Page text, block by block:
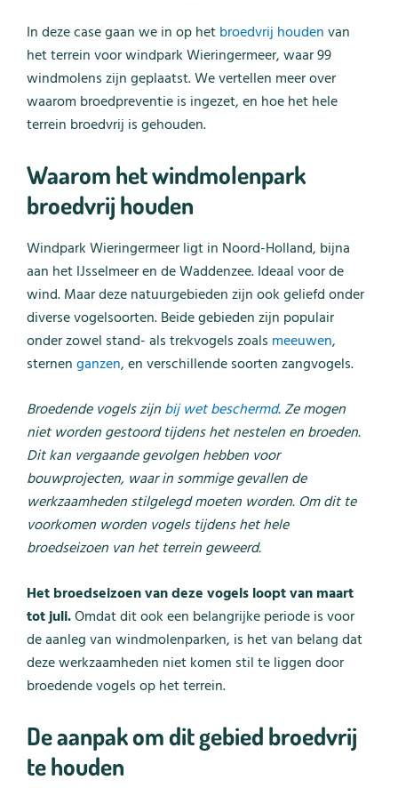
In deze case gaan we in op hetbroedvrij houdenvan
het terrein voor windpark Wieringermeer, waar 99
windmolens zijn geplaatst. We vertellen meer over
waarom broedpreventie is ingezet, en hoe het hele
terrein broedvrij is gehouden.
Waarom het windmolenpark
broedvrij houden
Windpark Wieringermeer ligt in Noord-Holland, bijna
aan het IJsselmeer en de Waddenzee. Ideaal voor de
wind. Maar deze natuurgebieden zijn ook geliefd onder
diverse vogelsoorten. Beide gebieden zijn populair
onder zowel stand- als trekvogels zoals meeuwen,
sternenganzen, en verschillende soorten zangvogels.
Broedende vogels zijnbij wet beschermd. Ze mogen
niet worden gestoord tijdens het nestelen en broeden.
Dit kan vergaande gevolgen hebben voor
bouwprojecten, waar in sommige gevallen de
werkzaamheden stilgelegd moeten worden. Om dit te
voorkomen worden vogels tijdens het hele
broedseizoen van het terrein geweerd.
Het broedseizoen van deze vogels loopt van maart
tot juli.Omdat dit ook een belangrijke periode is voor
de aanleg van windmolenparken, is het van belang dat
deze werkzaamheden niet komen stil te liggen door
broedende vogels op het terrein.
De aanpak om dit gebied broedvrij
te houden